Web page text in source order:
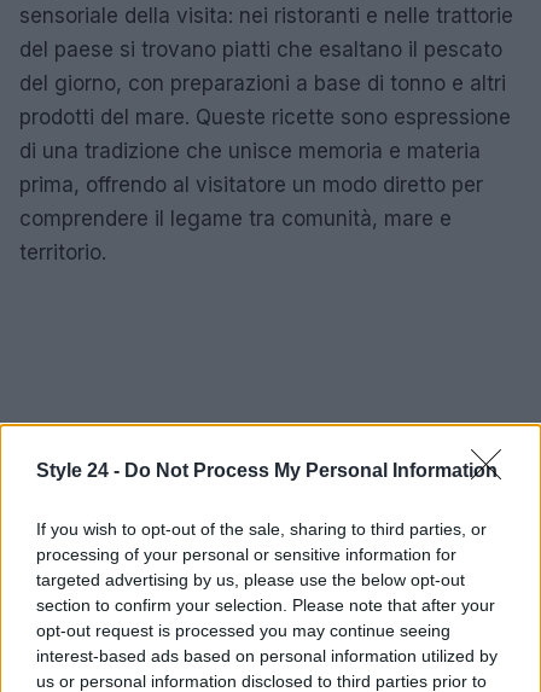
Style 24 - Do Not Process My Personal Information
If you wish to opt-out of the sale, sharing to third parties, or
processing of your personal or sensitive information for
targeted advertising by us, please use the below opt-out
section to confirm your selection. Please note that after your
opt-out request is processed you may continue seeing
interest-based ads based on personal information utilized by
us or personal information disclosed to third parties prior to
sensoriale della visita: nei ristoranti e nelle trattorie
del paese si trovano piatti che esaltano il pescato
del giorno, con preparazioni a base di tonno e altri
prodotti del mare. Queste ricette sono espressione
di una tradizione che unisce memoria e materia
prima, offrendo al visitatore un modo diretto per
comprendere il legame tra comunità, mare e
territorio.